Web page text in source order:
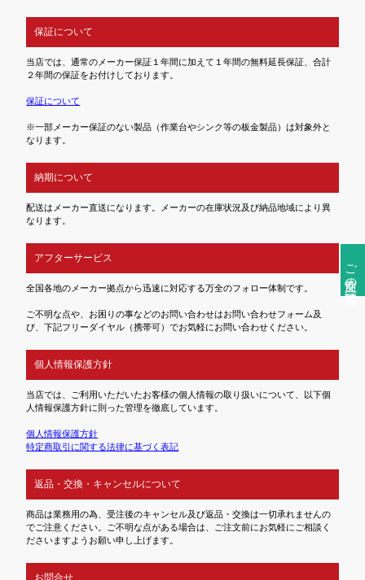
ご注文前の確認事項
保証について
当店では、通常のメーカー保証１年間に加えて１年間の無料延長保証、合計
２年間の保証をお付けしております。
保証について
※一部メーカー保証のない製品（作業台やシンク等の板金製品）は対象外と
なります。
納期について
配送はメーカー直送になります。メーカーの在庫状況及び納品地域により異
なります。
アフターサービス
全国各地のメーカー拠点から迅速に対応する万全のフォロー体制です。
ご不明な点や、お困りの事などのお問い合わせはお問い合わせフォーム及
び、下記フリーダイヤル（携帯可）でお気軽にお問い合わせください。
個人情報保護方針
当店では、ご利用いただいたお客様の個人情報の取り扱いについて、以下個
人情報保護方針に則った管理を徹底しています。
個人情報保護方針
特定商取引に関する法律に基づく表記
返品・交換・キャンセルについて
商品は業務用の為、受注後のキャンセル及び返品・交換は一切承れませんの
でご注意ください。ご不明な点がある場合は、ご注文前にお気軽にご相談く
ださいますようお願い申し上げます。
お問合せ